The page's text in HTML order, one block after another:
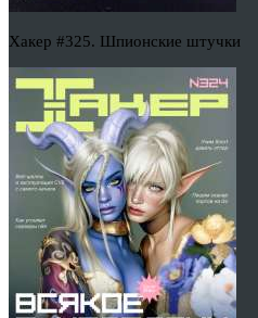
Хакер #325. Шпионские штучки